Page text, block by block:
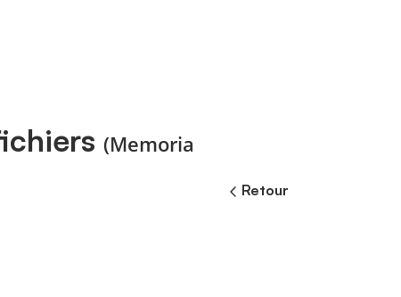
(Memoria
Retour